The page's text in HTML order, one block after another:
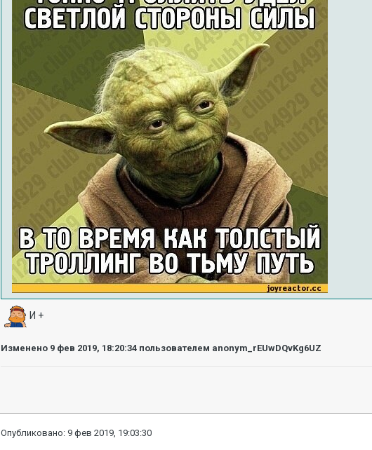
И +
Изменено 9 фев 2019, 18:20:34 пользователем anonym_rEUwDQvKg6UZ
Опубликовано: 9 фев 2019, 19:03:30